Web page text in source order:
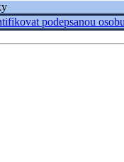
podepsanou